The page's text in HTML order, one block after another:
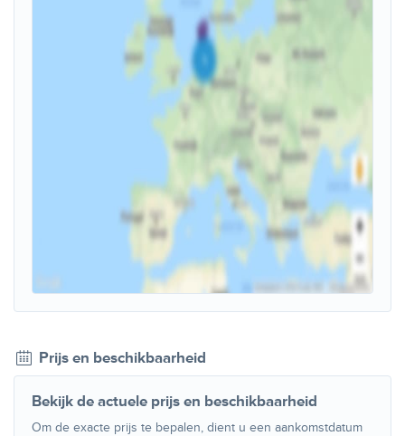
Prijs en beschikbaarheid
Bekijk de actuele prijs en beschikbaarheid
Om de exacte prijs te bepalen, dient u een aankomstdatum